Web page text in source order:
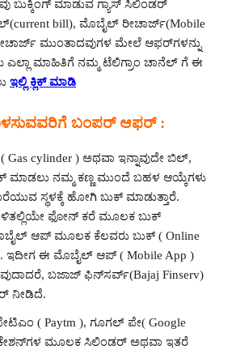
ಬುಕ್ಕಿಂಗ್ ಮಾಡುವ ಗ್ಯಾಸ್ ಸಿಲಿಂಡರ್
bill), ಮೊಬೈಲ್ ರೀಚಾರ್ಜ್(Mobile
ಮುಂತಾದವುಗಳ ಮೇಲೆ ಆಫರ್‌ಗಳನ್ನು
ಎಲ್ಲಾ ಮಾಹಿತಿಗೆ ನಮ್ಮ ಟೆಲಿಗ್ರಾಂ ಚಾನೆಲ್ ಗೆ ಈ
ಇಲ್ಲಿ ಕ್ಲಿಕ್ ಮಾಡಿ
ಬಂಪರ್ ಆಫರ್ :
cylinder ) ಅಥವಾ ಇನ್ನಾವುದೇ ಬಿಲ್,
ಮಾಡಲು ನಮ್ಮ ಕಣ್ಣ ಮುಂದೆ ಬಹಳ ಆಯ್ಕೆಗಳು
ಸ್ಥಳಕ್ಕೆ ಹೋಗಿ ಬುಕ್ ಮಾಡುತ್ತಾರೆ.
ಫೋನ್ ಕರೆ ಮೂಲಕ ಬುಕ್
ಆಪ್ ಮೂಲಕ ಕೆಲವರು ಬುಕ್ ( Online
ಇದೀಗ ಈ ಮೊಬೈಲ್ ಆಪ್ ( Mobile App )
ಬಜಾಜ್ ಫಿನ್‌ಸರ್ವ್(Bajaj Finserv)
ನೀಡಿದೆ.
( Paytm ), ಗೂಗಲ್ ಪೇ( Google
ಮೂಲಕ ಸಿಲಿಂಡರ್ ಅಥವಾ ಇತರೆ